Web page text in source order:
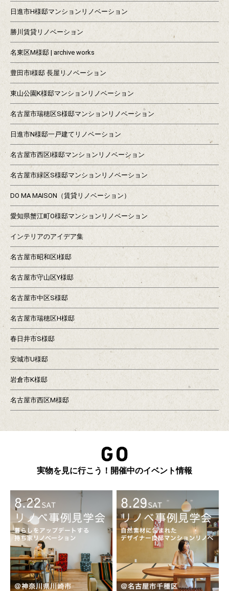
日進市H様邸マンションリノベーション
勝川賃貸リノベーション
名東区M様邸 | archive works
豊田市I様邸 長屋リノベーション
東山公園K様邸マンションリノベーション
名古屋市瑞穂区S様邸マンションリノベーション
日進市N様邸一戸建てリノベーション
名古屋市西区I様邸マンションリノベーション
名古屋市緑区S様邸マンションリノベーション
DO MA MAISON（賃貸リノベーション）
愛知県蟹江町O様邸マンションリノベーション
インテリアのアイデア集
名古屋市昭和区I様邸
名古屋市守山区Y様邸
名古屋市中区S様邸
名古屋市瑞穂区H様邸
春日井市S様邸
安城市U様邸
岩倉市K様邸
名古屋市西区M様邸
実物を見に行こう！開催中のイベント情報